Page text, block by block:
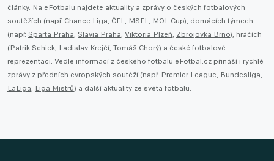
články. Na eFotbalu najdete aktuality a zprávy o českých fotbalových
soutěžích (např. Chance Liga, ČFL, MSFL, MOL Cup), domácích týmech
(např. Sparta Praha, Slavia Praha, Viktoria Plzeň, Zbrojovka Brno), hráčích
(Patrik Schick, Ladislav Krejčí, Tomáš Chorý) a české fotbalové
reprezentaci. Vedle informací z českého fotbalu eFotbal.cz přináší i rychlé
zprávy z předních evropských soutěží (např. Premier League, Bundesliga,
LaLiga, Liga Mistrů) a další aktuality ze světa fotbalu.